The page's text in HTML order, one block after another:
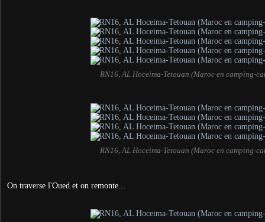
RN16, AL Hoceima-Tetouan (Maroc en camping-
RN16, AL Hoceima-Tetouan (Maroc en camping-
On traverse l'Oued et on remonte...